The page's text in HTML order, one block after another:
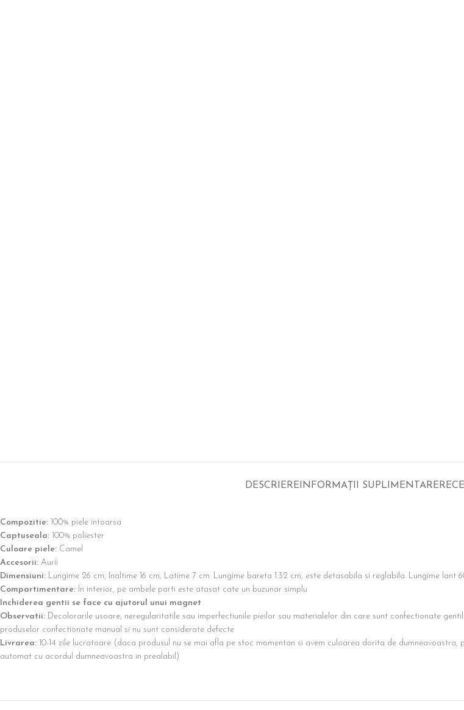
DESCRIEREINFORMAȚII SUPLIMENTARE
Compozitie: 100% piele intoarsa
Captuseala: 100% poliester
Culoare piele: Camel
Accesorii: Aurii
Dimensiuni: Lungime 26 cm, Inaltime 16 cm, Latime 7 cm. Lungime bareta 1.32 cm, este detasabila si reglabila. Lungime lant
Compartimentare: In interior, pe ambele parti este atasat cate un buzunar simplu
Inchiderea gentii se face cu ajutorul unui magnet
Observatii: Decolorarile usoare, neregularitatile sau imperfectiunile pieilor sau materialelor din care sunt confectionate
produselor confectionate manual si nu sunt considerate defecte
Livrarea: 10-14 zile lucratoare (daca produsul nu se mai afla pe stoc momentan si avem culoarea dorita de
automat cu acordul dumneavoastra in prealabil)